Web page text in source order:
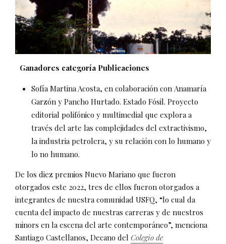
Ganadores categoría Publicaciones
Sofía Martina Acosta, en colaboración con Anamaría
Garzón y Pancho Hurtado. Estado Fósil. Proyecto
editorial polifónico y multimedial que explora a
través del arte las complejidades del extractivismo,
la industria petrolera, y su relación con lo humano y
lo no humano.
De los diez premios Nuevo Mariano que fueron
otorgados este 2022, tres de ellos fueron otorgados a
integrantes de nuestra comunidad USFQ, “lo cual da
cuenta del impacto de nuestras carreras y de nuestros
minors en la escena del arte contemporáneo”, menciona
Santiago Castellanos, Decano del Colegio de